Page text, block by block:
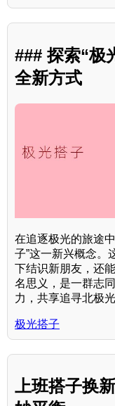
### 探索“极
全新方式
在追逐极光的旅途
子”这一新兴概念。
下结识新朋友，还
名思义，是一群志
力，共享追寻北极光
极光搭子
上班搭子换